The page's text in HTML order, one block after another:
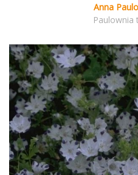
Anna